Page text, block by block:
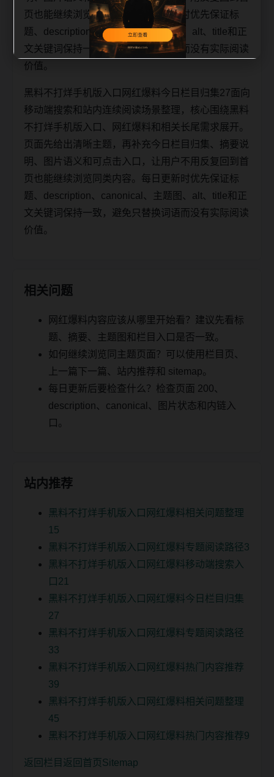
页也能继续浏览同类内容。每日更新时优先保证标
题、description、canonical、主题图、alt、title和正
文关键词保持一致，避免只替换词语而没有实际阅读
价值。
黑料不打烊手机版入口网红爆料今日栏目归集27面向
移动端搜索和站内连续阅读场景整理，核心围绕黑料
不打烊手机版入口、网红爆料和相关长尾需求展开。
页面先给出清晰主题，再补充今日栏目归集、摘要说
明、图片语义和可点击入口，让用户不用反复回到首
页也能继续浏览同类内容。每日更新时优先保证标
题、description、canonical、主题图、alt、title和正
文关键词保持一致，避免只替换词语而没有实际阅读
价值。
相关问题
网红爆料内容应该从哪里开始看？建议先看标
题、摘要、主题图和栏目入口是否一致。
如何继续浏览同主题页面？可以使用栏目页、
上一篇下一篇、站内推荐和 sitemap。
每日更新后要检查什么？检查页面 200、
description、canonical、图片状态和内链入
口。
站内推荐
黑料不打烊手机版入口网红爆料相关问题整理
15
黑料不打烊手机版入口网红爆料专题阅读路径3
黑料不打烊手机版入口网红爆料移动端搜索入
口21
黑料不打烊手机版入口网红爆料今日栏目归集
27
黑料不打烊手机版入口网红爆料专题阅读路径
33
黑料不打烊手机版入口网红爆料热门内容推荐
39
黑料不打烊手机版入口网红爆料相关问题整理
45
黑料不打烊手机版入口网红爆料热门内容推荐9
返回栏目 返回首页 Sitemap